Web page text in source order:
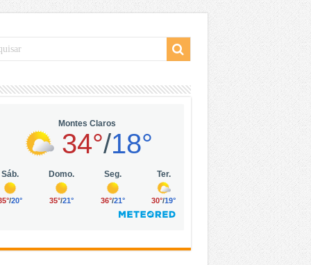
Vila Olímpia, em São Paulo
mil no digital